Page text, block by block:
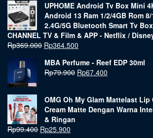
UPHOME Android Tv Box Mini
Android 13 Ram 1/2/4GB Rom 8/
2.4G/5G Bluetooth Smart Tv
CHANNEL TV & Film & APP - Netflix /
Rp369.000 Rp364.500
MBA Perfume - Reef EDP 30ml
Rp79.900 Rp67.400
OMG Oh My Glam Mattelast Lip
Cream Matte Dengan Warna
& Ringan
Rp99.400 Rp25.900